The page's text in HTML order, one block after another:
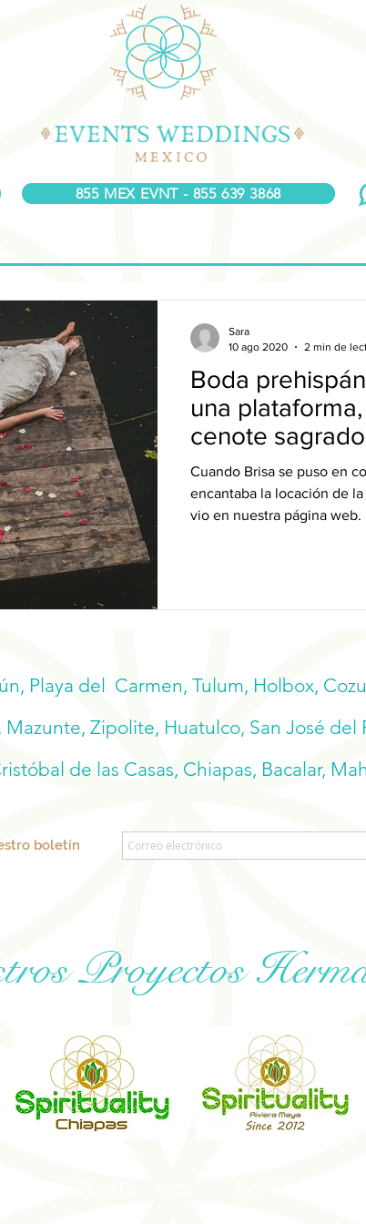
855 MEX EVNT - 855 639 3868
Boda
una
cenote
Carmen
Cuando Brisa se puso en
encantaba la locación de
vio en nuestra página web.
Sara
10 ago 2020
2 min de
Playa del Carmen, Tulum, Holbox,
Zipolite, Huatulco, San José del
de las Casas, Chiapas, Bacalar,
boletín
Proyectos